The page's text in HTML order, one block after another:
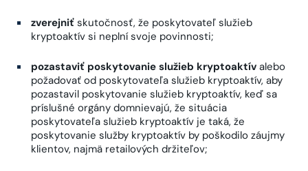
zverejniť skutočnosť, že poskytovateľ služieb
kryptoaktív si neplní svoje povinnosti;
pozastaviť poskytovanie služieb kryptoaktív alebo
požadovať od poskytovateľa služieb kryptoaktív, aby
pozastavil poskytovanie služieb kryptoaktív, keď sa
príslušné orgány domnievajú, že situácia
poskytovateľa služieb kryptoaktív je taká, že
poskytovanie služby kryptoaktív by poškodilo záujmy
klientov, najmä retailových držiteľov;